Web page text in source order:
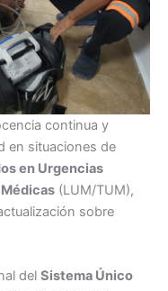
continua y
en situaciones de
en Urgencias
(LUM/TUM),
sobre
del Sistema Único